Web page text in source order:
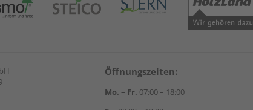
Öffnungszeiten:
Mo. – Fr. 07:00 – 18:00